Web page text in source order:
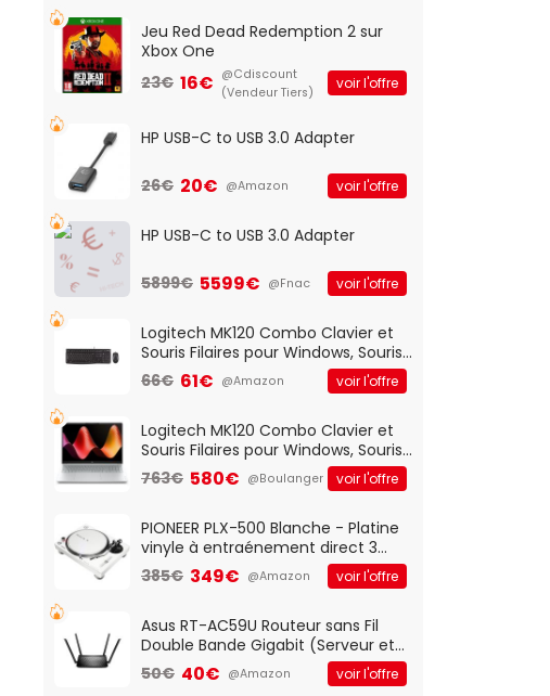
Jeu Red Dead Redemption 2 sur
Xbox One
23€ 16€ @Cdiscount
(Vendeur Tiers)
voir l'offre
HP USB-C to USB 3.0 Adapter
26€ 20€ @Amazon voir l'offre
HP USB-C to USB 3.0 Adapter
5899€ 5599€ @Fnac voir l'offre
Logitech MK120 Combo Clavier et
Souris Filaires pour Windows, Souris
Optique Filaire, Connexion USB Plug
And Play, Confortable, Taille
QWERTY UK - Noir
66€ 61€ @Amazon voir l'offre
Logitech MK120 Combo Clavier et
Souris Filaires pour Windows, Souris
Optique Filaire, Connexion USB Plug
And Play, Confortable, Taille
QWERTY UK - Noir
763€ 580€ @Boulanger voir l'offre
PIONEER PLX-500 Blanche - Platine
vinyle à entraénement direct 3
vitesses (33-45-78 trs/min) avec
pre-ampli intégré et port USB
385€ 349€ @Amazon voir l'offre
Asus RT-AC59U Routeur sans Fil
Double Bande Gigabit (Serveur et
Client VPN, Triple Vlan, Mode Point
d'accès et Bridge, contrôle
50€ 40€ @Amazon voir l'offre